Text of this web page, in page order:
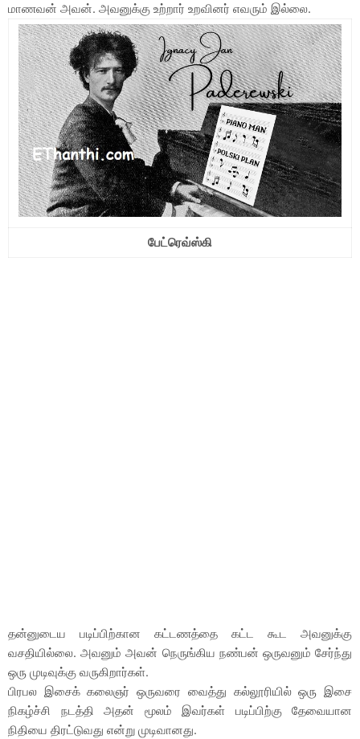
மாணவன் அவன். அவனுக்கு உற்றார் உறவினர் எவரும் இல்லை.
பேட்ரெவ்ஸ்கி
தன்னுடைய படிப்பிற்கான கட்டணத்தை கட்ட கூட அவனுக்கு
வசதியில்லை. அவனும் அவன் நெருங்கிய நண்பன் ஒருவனும் சேர்ந்து
ஒரு முடிவுக்கு வருகிறார்கள்.
பிரபல இசைக் கலைஞர் ஒருவரை வைத்து கல்லூரியில் ஒரு இசை
நிகழ்ச்சி நடத்தி அதன் மூலம் இவர்கள் படிப்பிற்கு தேவையான
நிதியை திரட்டுவது என்று முடிவானது.